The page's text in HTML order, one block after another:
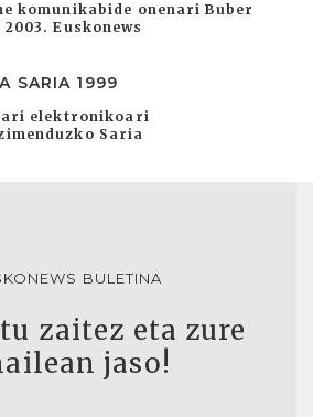
komunikabide onenari Buber
Euskonews
SARIA 1999
elektronikoari
Saria
BULETINA
zaitez eta zure
jaso!